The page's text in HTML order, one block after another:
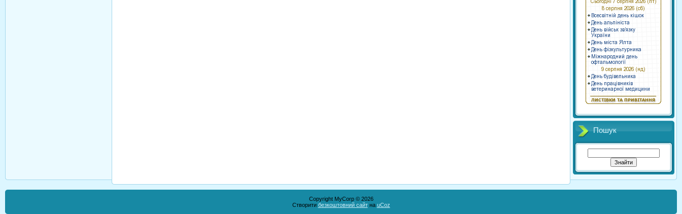
Пошук
Copyright MyCorp © 2026
Створити безкоштовний сайтна uCoz